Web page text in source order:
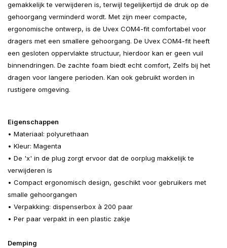
gemakkelijk te verwijderen is, terwijl tegelijkertijd de druk op de
gehoorgang verminderd wordt. Met zijn meer compacte,
ergonomische ontwerp, is de Uvex COM4-fit comfortabel voor
dragers met een smallere gehoorgang. De Uvex COM4-fit heeft
een gesloten oppervlakte structuur, hierdoor kan er geen vuil
binnendringen. De zachte foam biedt echt comfort, Zelfs bij het
dragen voor langere perioden. Kan ook gebruikt worden in
rustigere omgeving.
Eigenschappen
• Materiaal: polyurethaan
• Kleur: Magenta
• De 'x' in de plug zorgt ervoor dat de oorplug makkelijk te
verwijderen is
• Compact ergonomisch design, geschikt voor gebruikers met
smalle gehoorgangen
• Verpakking: dispenserbox à 200 paar
• Per paar verpakt in een plastic zakje
Demping